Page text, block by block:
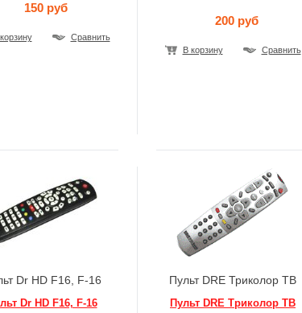
150 руб
Сравнить
200 руб
В корзину Сравнить
Dr HD F16, F-16
Dr HD F16, F-16
Пульт DRE Триколор ТВ
Пульт DRE Триколор ТВ